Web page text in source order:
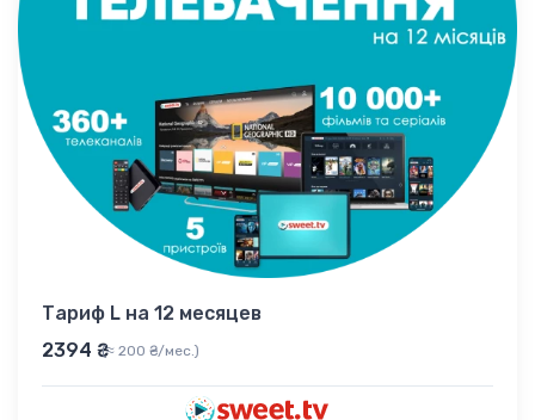
Тариф L на 12 месяцев
2394 ₴
(≈ 200 ₴/мес.)